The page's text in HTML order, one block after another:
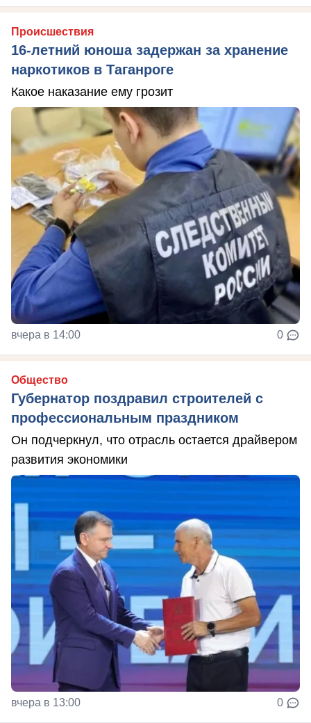
Происшествия
16-летний юноша задержан за хранение
наркотиков в Таганроге
Какое наказание ему грозит
вчера в 14:00 0
Общество
Губернатор поздравил строителей с
профессиональным праздником
Он подчеркнул, что отрасль остается драйвером
развития экономики
вчера в 13:00 0